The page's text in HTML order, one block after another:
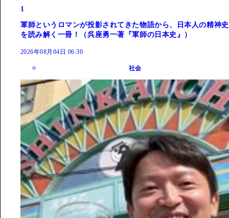
1
軍師というロマンが投影されてきた物語から、日本人の精神史
を読み解く一冊！（呉座勇一著『軍師の日本史』）
2026年08月04日 06:30
社会